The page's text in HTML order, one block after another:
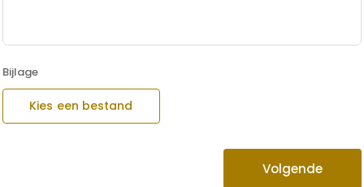
Bijlage
Kies een bestand
Volgende